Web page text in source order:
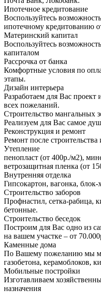
Ипотечное кредитование
Воспользуйтесь
ипотечному
Материнский капитал
Воспользуйтесь
капиталом
Рассрочка от банка
Комфортные условия по
этапы.
Дизайн интерьера
Разработаем для Вас
всех пожеланий.
Строительство мангальных
Реализуем для Вас самое
Реконструкция и ремонт
Ремонт после
Утепление
пенопласт (от 400р./м2),
ветрозащитная пленка (от
Внутренняя отделка
Гипсокартон, вагонка,
Строительство заборов
Профнастил, сетка-рабица,
бетонные.
Строительство беседок
Построим для Вас одно из
на вашем участке – от
Каменные дома
По Вашему пожеланию мы
газобетона, керамоблоков,
Мобильные постройки
Изготавливаем
назначения